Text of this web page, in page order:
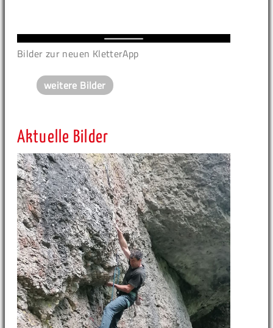
Bilder zur neuen KletterApp
weitere Bilder
Aktuelle Bilder